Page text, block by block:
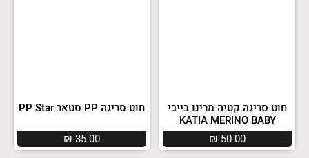
חוט סריגה קטיה מרינו בייבי
KATIA MERINO BABY
₪ 50.00
חוט סריגה PP סטאר PP Star
₪ 35.00